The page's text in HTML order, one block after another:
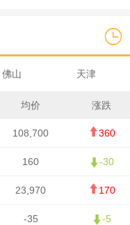
佛山 天津
均价 涨跌
108,700 360
160 -30
23,970 170
-35 -5